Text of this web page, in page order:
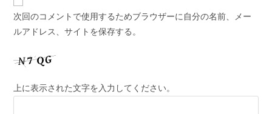
次回のコメントで使用するためブラウザーに自分の名前、メー
ルアドレス、サイトを保存する。
上に表示された文字を入力してください。